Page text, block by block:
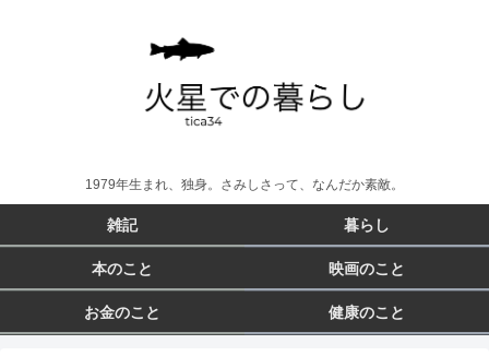
1979年生まれ、独身。さみしさって、なんだか素敵。
雑記 暮らし
本のこと 映画のこと
お金のこと 健康のこと